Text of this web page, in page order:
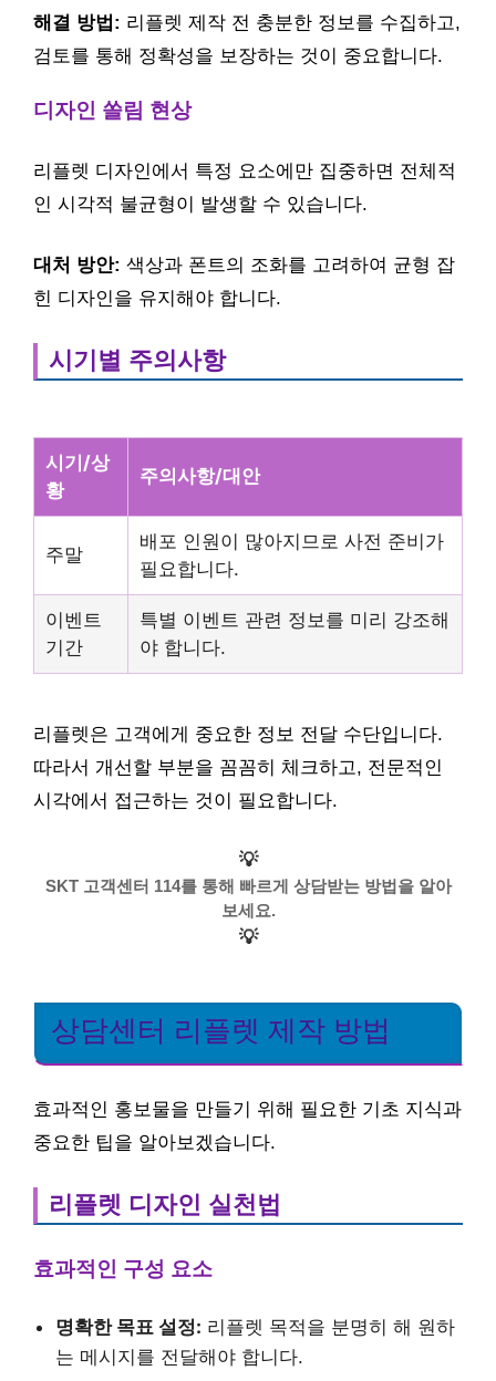
해결 방법: 리플렛 제작 전 충분한 정보를 수집하고,
검토를 통해 정확성을 보장하는 것이 중요합니다.
디자인 쏠림 현상
리플렛 디자인에서 특정 요소에만 집중하면 전체적
인 시각적 불균형이 발생할 수 있습니다.
대처 방안: 색상과 폰트의 조화를 고려하여 균형 잡
힌 디자인을 유지해야 합니다.
시기별 주의사항
시기/상
황
주의사항/대안
주말
배포 인원이 많아지므로 사전 준비가
필요합니다.
이벤트
기간
특별 이벤트 관련 정보를 미리 강조해
야 합니다.
리플렛은 고객에게 중요한 정보 전달 수단입니다.
따라서 개선할 부분을 꼼꼼히 체크하고, 전문적인
시각에서 접근하는 것이 필요합니다.
💡
SKT 고객센터 114를 통해 빠르게 상담받는 방법을 알아
보세요.
💡
상담센터 리플렛 제작 방법
효과적인 홍보물을 만들기 위해 필요한 기초 지식과
중요한 팁을 알아보겠습니다.
리플렛 디자인 실천법
효과적인 구성 요소
명확한 목표 설정: 리플렛 목적을 분명히 해 원하
는 메시지를 전달해야 합니다.